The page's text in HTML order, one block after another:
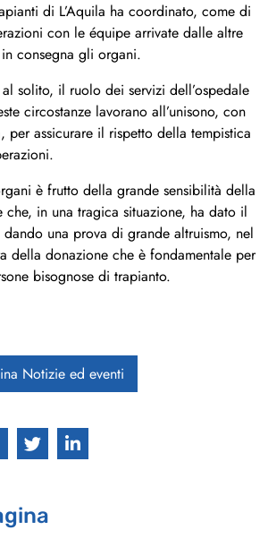
di L’Aquila ha coordinato, come di
con le équipe arrivate dalle altre
consegna gli organi.
solito, il ruolo dei servizi dell’ospedale
circostanze lavorano all’unisono, con
per assicurare il rispetto della tempistica
è frutto della grande sensibilità della
in una tragica situazione, ha dato il
una prova di grande altruismo, nel
della donazione che è fondamentale per
bisognose di trapianto.
Notizie ed eventi